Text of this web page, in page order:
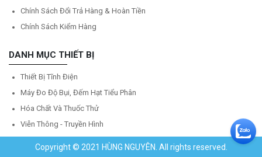
Chính Sách Đổi Trả Hàng & Hoàn Tiền
Chính Sách Kiểm Hàng
DANH MỤC THIẾT BỊ
Thiết Bị Tĩnh Điện
Máy Đo Độ Bụi, Đếm Hạt Tiểu Phân
Hóa Chất Và Thuốc Thử
Viễn Thông - Truyền Hình
Copyright © 2021 HÙNG NGUYÊN. All rights reserved.